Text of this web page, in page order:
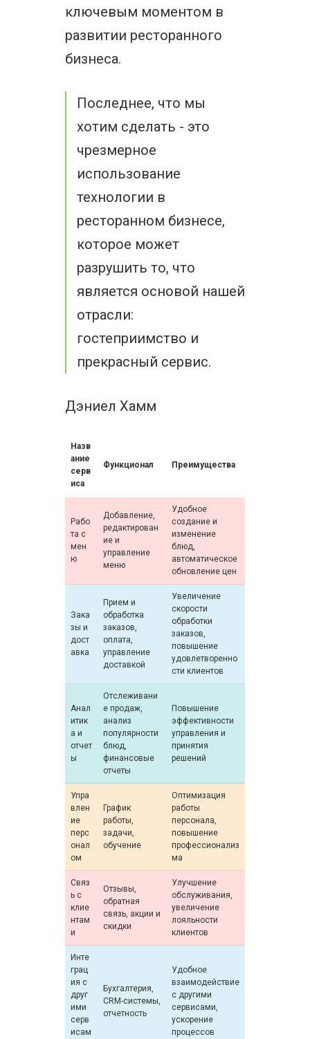
ключевым моментом в
развитии ресторанного
бизнеса.
Последнее, что мы
хотим сделать - это
чрезмерное
использование
технологии в
ресторанном бизнесе,
которое может
разрушить то, что
является основой нашей
отрасли:
гостеприимство и
прекрасный сервис.
Дэниел Хамм
Назв
ание
серв
иса
Функционал Преимущества
Рабо
та с
мен
ю
Добавление,
редактирован
ие и
управление
меню
Удобное
создание и
изменение
блюд,
автоматическое
обновление цен
Зака
зы и
дост
авка
Прием и
обработка
заказов,
оплата,
управление
доставкой
Увеличение
скорости
обработки
заказов,
повышение
удовлетворенно
сти клиентов
Анал
итик
а и
отчет
ы
Отслеживани
е продаж,
анализ
популярности
блюд,
финансовые
отчеты
Повышение
эффективности
управления и
принятия
решений
Упра
влен
ие
перс
онал
ом
График
работы,
задачи,
обучение
Оптимизация
работы
персонала,
повышение
профессионализ
ма
Связ
ь с
клие
нтам
и
Отзывы,
обратная
связь, акции и
скидки
Улучшение
обслуживания,
увеличение
лояльности
клиентов
Инте
грац
ия с
друг
ими
серв
исам
Бухгалтерия,
CRM-системы,
отчетность
Удобное
взаимодействие
с другими
сервисами,
ускорение
процессов